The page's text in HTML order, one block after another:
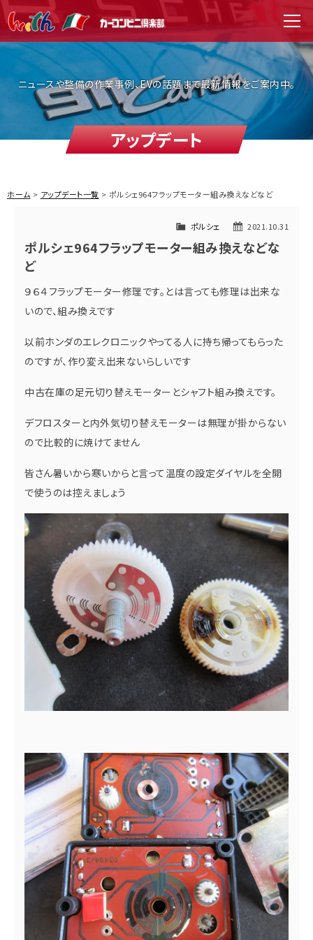
WITH（ウィズ） menu
ニュースや整備の作業事例、EVの話題まで最新情報をご案内中。
アップデート
ホーム アップデート一覧 ポルシェ964フラップモーター組み換えなどなど
2021.10.31
ポルシェ
ポルシェ964フラップモーター組み換えなどな
ど
９６４フラップモーター修理です。とは言っても修理は出来な
いので、組み換えです
以前ホンダのエレクロニックやってる人に持ち帰ってもらった
のですが、作り変え出来ないらしいです
中古在庫の足元切り替えモーターとシャフト組み換えです。
デフロスターと内外気切り替えモーターは無理が掛からない
ので比較的に焼けてません
皆さん暑いから寒いからと言って温度の設定ダイヤルを全開
で使うのは控えましょう